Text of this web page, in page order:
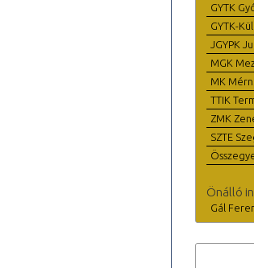
GYTK
GYTK-
JGYPK
MGK
MK
TTIK
ZMK
SZTE
Önálló
Gál